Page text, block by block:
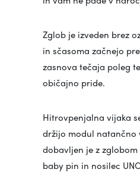
Zglob je izveden brez
in sčasoma začnejo
zasnova tečaja poleg
običajno pride.
Hitrovpenjalna vijaka
držijo modul natančno
dobavljen je z zglobom
baby pin in nosilec